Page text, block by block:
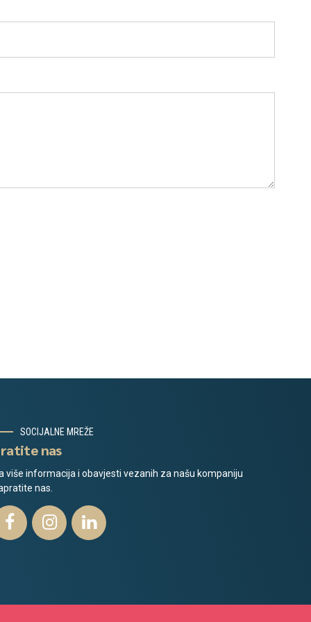
SOCIJALNE MREŽE
nas
više informacija i obavjesti vezanih za našu kompaniju
nas.